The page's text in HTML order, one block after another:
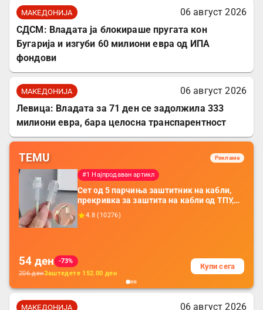
МАКЕДОНИЈА
06 август 2026
СДСМ: Владата ја блокираше пругата кон
Бугарија и изгуби 60 милиони евра од ИПА
фондови
МАКЕДОНИЈА
06 август 2026
Левица: Владата за 71 ден се задолжила 333
милиони евра, бара целосна транспарентност
TEMU Реклама
#1 Најпродаван артикл
Сет од 5 парчиња заштитник на кабли,
прекривка за заштита на кабли од ТПУ,
додатоци за заштита на кабли, без
батерија, за мобилни телефони, комплет
4.8 ( 10276)
54 ден
-73%
206денЗаштедете 152.00 ден
Купи сега
МАКЕДОНИЈА
06 август 2026